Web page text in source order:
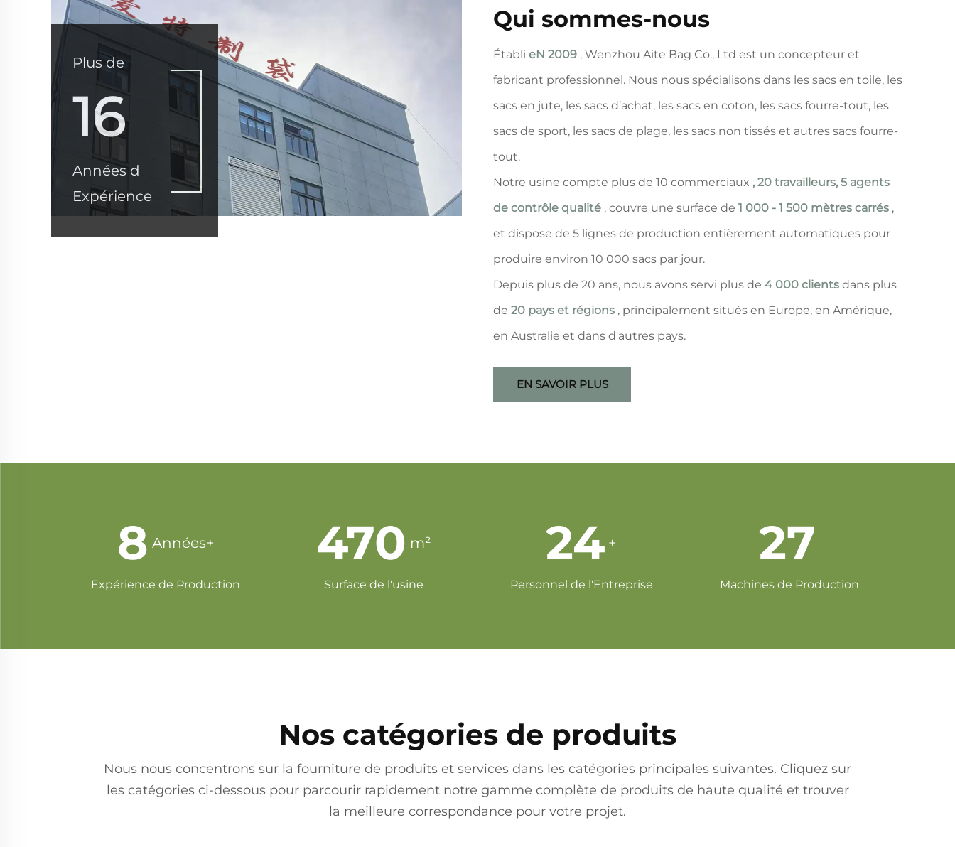
Plus de
16
Années d
Expérience
Qui sommes-nous
Établi eN 2009 , Wenzhou Aite Bag Co., Ltd est un concepteur et
fabricant professionnel. Nous nous spécialisons dans les sacs en toile, les
sacs en jute, les sacs d’achat, les sacs en coton, les sacs fourre-tout, les
sacs de sport, les sacs de plage, les sacs non tissés et autres sacs fourre-
tout.
Notre usine compte plus de 10 commerciaux , 20 travailleurs, 5 agents
de contrôle qualité , couvre une surface de 1 000 - 1 500 mètres carrés ,
et dispose de 5 lignes de production entièrement automatiques pour
produire environ 10 000 sacs par jour.
Depuis plus de 20 ans, nous avons servi plus de 4 000 clients dans plus
de 20 pays et régions , principalement situés en Europe, en Amérique,
en Australie et dans d'autres pays.
EN SAVOIR PLUS
15 Années+
Expérience de Production
930 m²
Surface de l'usine
47 +
Personnel de l'Entreprise
53
Machines de Production
Nos catégories de produits
Nous nous concentrons sur la fourniture de produits et services dans les catégories principales suivantes. Cliquez sur
les catégories ci-dessous pour parcourir rapidement notre gamme complète de produits de haute qualité et trouver
la meilleure correspondance pour votre projet.